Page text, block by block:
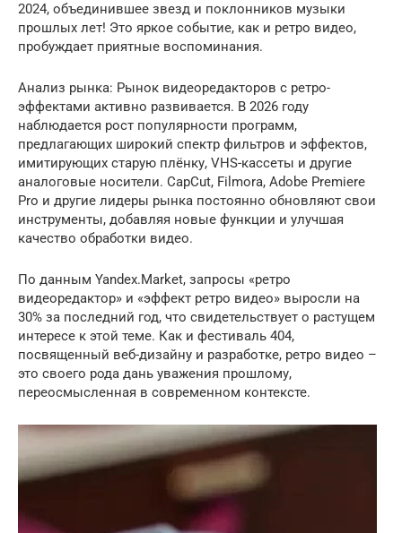
2024, объединившее звезд и поклонников музыки
прошлых лет! Это яркое событие, как и ретро видео,
пробуждает приятные воспоминания.
Анализ рынка: Рынок видеоредакторов с ретро-
эффектами активно развивается. В 2026 году
наблюдается рост популярности программ,
предлагающих широкий спектр фильтров и эффектов,
имитирующих старую плёнку, VHS-кассеты и другие
аналоговые носители. CapCut, Filmora, Adobe Premiere
Pro и другие лидеры рынка постоянно обновляют свои
инструменты, добавляя новые функции и улучшая
качество обработки видео.
По данным Yandex.Market, запросы «ретро
видеоредактор» и «эффект ретро видео» выросли на
30% за последний год, что свидетельствует о растущем
интересе к этой теме. Как и фестиваль 404,
посвященный веб-дизайну и разработке, ретро видео –
это своего рода дань уважения прошлому,
переосмысленная в современном контексте.